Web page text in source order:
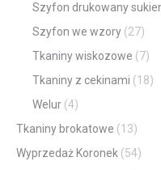
Szyfon drukowany
Szyfon we wzory (27)
Tkaniny wiskozowe (7)
Tkaniny z cekinami (18)
Welur (4)
Tkaniny brokatowe (13)
Wyprzedaż Koronek (54)